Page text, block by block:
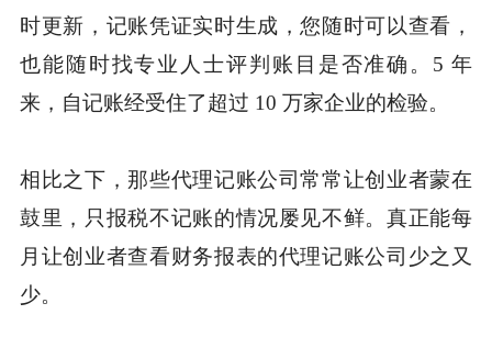
时更新，记账凭证实时生成，您随时可以查看，
也能随时找专业人士评判账目是否准确。5 年
来，自记账经受住了超过 10 万家企业的检验。
相比之下，那些代理记账公司常常让创业者蒙在
鼓里，只报税不记账的情况屡见不鲜。真正能每
月让创业者查看财务报表的代理记账公司少之又
少。